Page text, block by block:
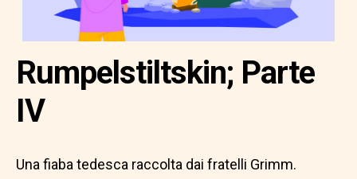
Rumpelstiltskin; Parte
IV
Una fiaba tedesca raccolta dai fratelli Grimm.